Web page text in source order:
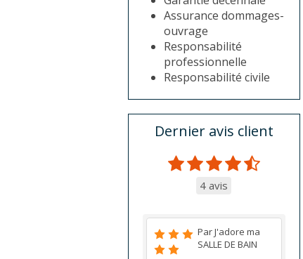
Assurance dommages-
ouvrage
Responsabilité
professionnelle
Responsabilité civile
Dernier avis client
4 avis
Par J'adore ma
SALLE DE BAIN